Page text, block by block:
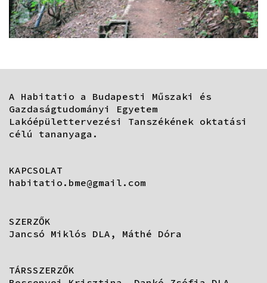
A Habitatio a Budapesti Műszaki és
Gazdaságtudományi Egyetem
Lakóépülettervezési Tanszékének oktatási
célú tananyaga.
KAPCSOLAT
habitatio.bme@gmail.com
SZERZŐK
Jancsó Miklós DLA, Máthé Dóra
TÁRSSZERZŐK